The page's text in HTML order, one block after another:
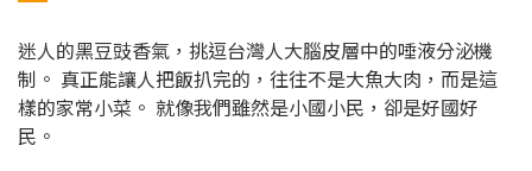
迷人的黑豆豉香氣，挑逗台灣人大腦皮層中的唾液分泌機
制。 真正能讓人把飯扒完的，往往不是大魚大肉，而是這
樣的家常小菜。 就像我們雖然是小國小民，卻是好國好
民。